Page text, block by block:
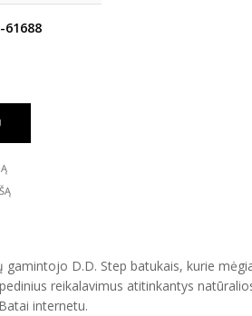
61688
gamintojo D.D. Step batukais, kurie
reikalavimus atitinkantys
internetu.